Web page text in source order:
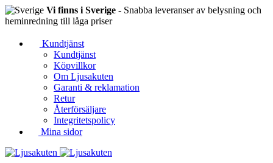
Vi finns i Sverige - Snabba leveranser av belysning och
heminredning till låga priser
Kundtjänst
Kundtjänst
Köpvillkor
Om Ljusakuten
Garanti & reklamation
Retur
Återförsäljare
Integritetspolicy
Mina sidor